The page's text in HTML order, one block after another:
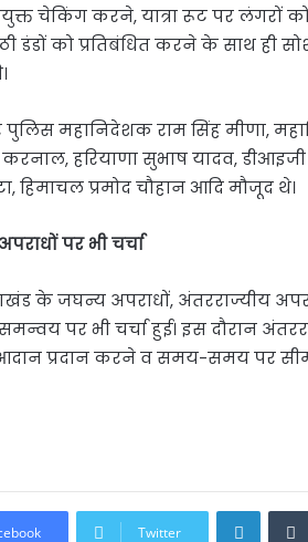
चेकिंग करने, यात्रा रूट पर लंगरों
डंडों को प्रतिबंधित करने के साथ ही
महानिदेशक राम सिंह मीणा,
करनाल, हरियाणा सुभाष यादव,
हिमाचल प्रमोद चौहान आदि मौजूद थे।
पर भी चर्चा
के जघन्य अपराधों, अंतरराज्यीय
पर भी चर्चा हुई। इस दौरान
प्रदान करने व समय-समय पर
Twitter